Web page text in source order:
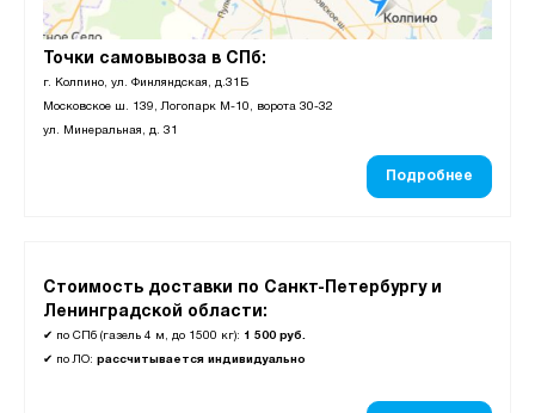
Точки самовывоза в СПб:
г. Колпино, ул. Финляндская, д.31Б
Московское ш. 139, Логопарк М-10, ворота 30-32
ул. Минеральная, д. 31
Подробнее
Стоимость доставки по Санкт-Петербургу и
Ленинградской области:
✔ по СПб (газель 4 м, до 1500 кг): 1 500 руб.
✔ по ЛО: рассчитывается индивидуально